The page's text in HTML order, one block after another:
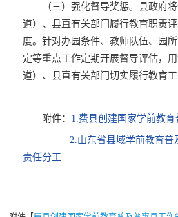
（三）强化督导奖惩。县政府
道）、县直有关部门履行教育职责
度。针对办园条件、教师队伍、园
定等重点工作定期开展督导评估，
道）、县直有关部门切实履行教育工
附件： 1.费县创建国家学前教
2.山东省县域学前教育
责任分工